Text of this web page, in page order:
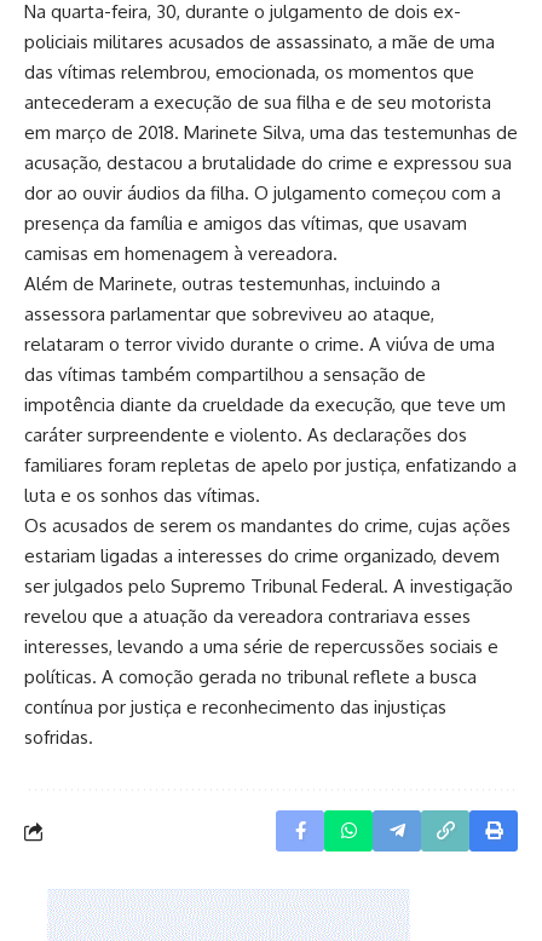
Na quarta-feira, 30, durante o julgamento de dois ex-
policiais militares acusados de assassinato, a mãe de uma
das vítimas relembrou, emocionada, os momentos que
antecederam a execução de sua filha e de seu motorista
em março de 2018. Marinete Silva, uma das testemunhas de
acusação, destacou a brutalidade do crime e expressou sua
dor ao ouvir áudios da filha. O julgamento começou com a
presença da família e amigos das vítimas, que usavam
camisas em homenagem à vereadora.
Além de Marinete, outras testemunhas, incluindo a
assessora parlamentar que sobreviveu ao ataque,
relataram o terror vivido durante o crime. A viúva de uma
das vítimas também compartilhou a sensação de
impotência diante da crueldade da execução, que teve um
caráter surpreendente e violento. As declarações dos
familiares foram repletas de apelo por justiça, enfatizando a
luta e os sonhos das vítimas.
Os acusados de serem os mandantes do crime, cujas ações
estariam ligadas a interesses do crime organizado, devem
ser julgados pelo Supremo Tribunal Federal. A investigação
revelou que a atuação da vereadora contrariava esses
interesses, levando a uma série de repercussões sociais e
políticas. A comoção gerada no tribunal reflete a busca
contínua por justiça e reconhecimento das injustiças
sofridas.